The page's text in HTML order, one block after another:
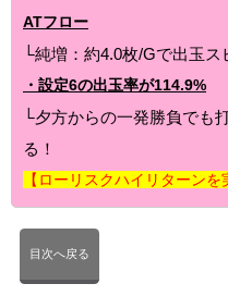
ATフロー
└純増：約4.0枚/Gで出玉ス
・設定6の出玉率が114.9%
└夕方からの一発勝負でも
る！
【ローリスクハイリターンを
目次へ戻る